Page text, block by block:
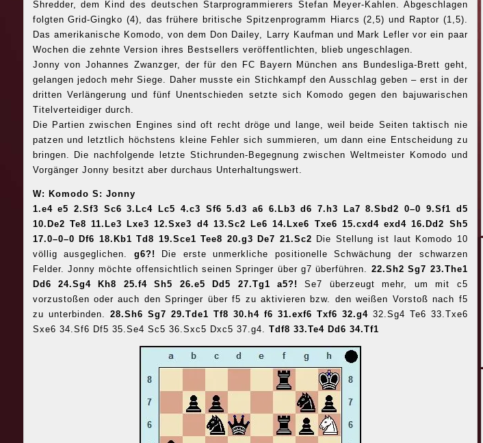
Shredder, dem Kind des deutschen Starprogrammierers Stefan Meyer-Kahlen. Abgeschlagen
folgten Grid-Gingko (4), das frühere britische Spitzenprogramm Hiarcs (2,5) und Raptor (1,5).
Das amerikanische Komodo, von dem Don Dailey, Larry Kaufman und Mark Lefler vor ein paar
Wochen die zehnte Version ihres Bestsellers veröffentlichten, blieb ungeschlagen.
Jonny von Johannes Zwanzger, der für den FC Bayern München ans Bundesliga-Brett geht,
gelangen jedoch mehr Siege. Daher musste ein Stichkampf den Ausschlag geben – erst in der
dritten Verlängerung und fünf Unentschieden setzte sich Komodo gegen den bajuwarischen
Titelverteidiger durch.
Die Partien zwischen Engines sind oft recht dröge und lange, weil beide Seiten taktisch nie
patzen und letztlich höchstens kleine Fehler sich summieren, um dann eine Entscheidung zu
bringen. Die nachfolgende letzte Stichrunden-Begegnung zwischen Weltmeister Komodo und
Vorgänger Jonny besitzt aber durchaus Unterhaltungswert.
W: Komodo S: Jonny
1.e4 e5 2.Sf3 Sc6 3.Lc4 Lc5 4.c3 Sf6 5.d3 a6 6.Lb3 d6 7.h3 La7 8.Sbd2 0–0 9.Sf1 d5
10.De2 Te8 11.Le3 Lxe3 12.Sxe3 d4 13.Sc2 Le6 14.Lxe6 Txe6 15.cxd4 exd4 16.Dd2 Sh5
17.0–0–0 Df6 18.Kb1 Td8 19.Sce1 Tee8 20.g3 De7 21.Sc2 Die Stellung ist laut Komodo 10
völlig ausgeglichen. g6?!
Die erste unmerkliche positionelle Schwächung der schwarzen
Felder. Jonny möchte offensichtlich seinen Springer über g7 überführen. 22.Sh2 Sg7 23.The1
Dd6 24.Sg4 Kh8 25.f4 Sh5 26.e5 Dd5 27.Tg1 a5?!Se7 überzeugt mehr, um mit c5
vorzustoßen oder auch den Springer über f5 zu aktivieren bzw. den weißen Vorstoß nach f5
zu unterbinden. 28.Sh6 Sg7 29.Tde1 Tf8 30.h4 f6 31.exf6 Txf6 32.g4 32.Sg4 Te6 33.Txe6
Sxe6 34.Sf6 Df5 35.Se4 Sc5 36.Sxc5 Dxc5 37.g4. Tdf8 33.Te4 Dd6 34.Tf1